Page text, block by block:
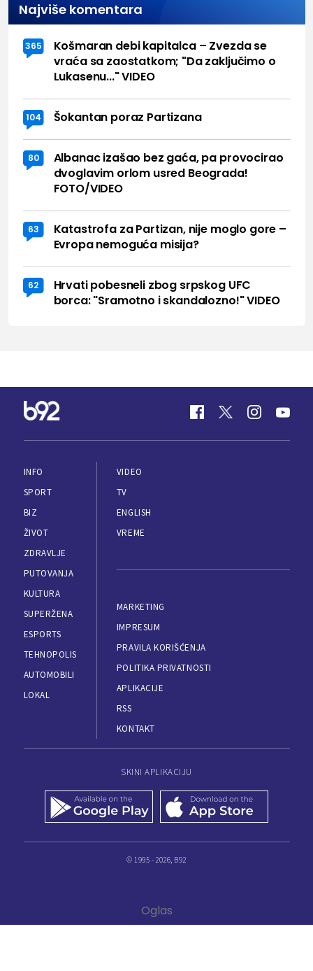
Najviše komentara
365
Košmaran debi kapitalca – Zvezda se
vraća sa zaostatkom; "Da zaključimo o
Lukasenu..." VIDEO
104 Šokantan poraz Partizana
80
Albanac izašao bez gaća, pa provocirao
dvoglavim orlom usred Beograda!
FOTO/VIDEO
63
Katastrofa za Partizan, nije moglo gore –
Evropa nemoguća misija?
62
Hrvati pobesneli zbog srpskog UFC
borca: "Sramotno i skandalozno!" VIDEO
INFO
SPORT
BIZ
ŽIVOT
ZDRAVLJE
PUTOVANJA
KULTURA
SUPERŽENA
ESPORTS
TEHNOPOLIS
AUTOMOBILI
LOKAL
VIDEO
TV
ENGLISH
VREME
MARKETING
IMPRESUM
PRAVILA KORIŠĆENJA
POLITIKA PRIVATNOSTI
APLIKACIJE
RSS
KONTAKT
SKINI APLIKACIJU
© 1995 - 2026, B92